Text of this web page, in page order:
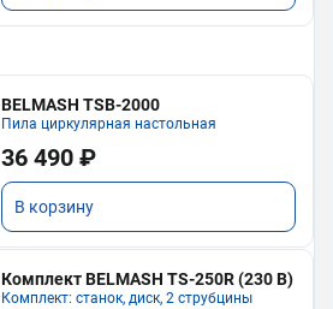
BELMASH TSB-2000
Пила циркулярная настольная
36 490 ₽
В корзину
Комплект BELMASH TS-250R (230 В)
Комплект: станок, диск, 2 струбцины